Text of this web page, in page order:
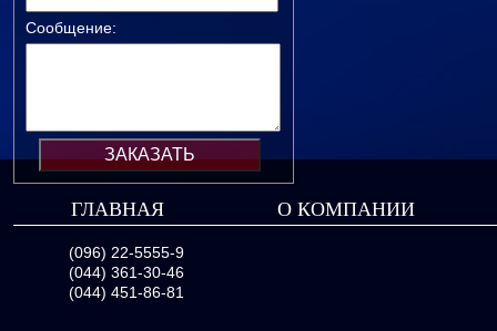
Сообщение:
ГЛАВНАЯ О КОМПАНИИ
(096) 22-5555-9
(044) 361-30-46
(044) 451-86-81